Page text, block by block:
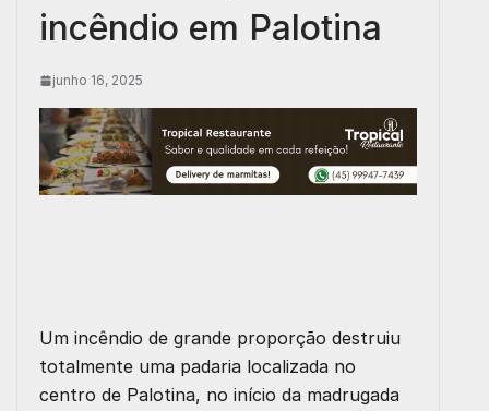
incêndio em Palotina
junho 16, 2025
Um incêndio de grande proporção destruiu
totalmente uma padaria localizada no
centro de Palotina, no início da madrugada